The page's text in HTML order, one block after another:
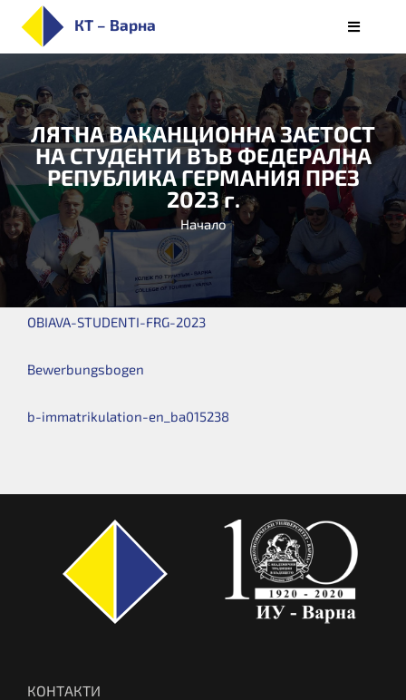
content
КТ – Варна
Toggle
НАЧАЛО
ЗА КОЛЕЖА
ПРИЕМ
СПЕЦИАЛНОСТИ
СТУДЕНТИ
ОБУЧЕНИЕ
КАРИЕРИ
АЛУМНИ/РЕАЛИЗАЦИЯ
БЮЛЕТИН
ЛЯТНА ВАКАНЦИОННА ЗАЕТОСТ
НА СТУДЕНТИ ВЪВ ФЕДЕРАЛНА
РЕПУБЛИКА ГЕРМАНИЯ ПРЕЗ
2023 г.
Начало
OBIAVA-STUDENTI-FRG-2023
Bewerbungsbogen
b-immatrikulation-en_ba015238
КОНТАКТИ